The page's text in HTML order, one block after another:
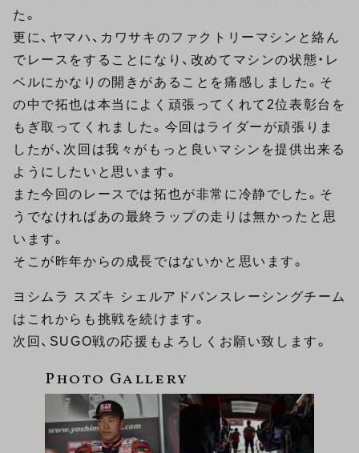
た。
更に、ヤマハ、カワサキのファクトリーマシンと絡ん
でレースをすることになり、改めてマシンの状態・レ
ベルにかなりの開きがあることを痛感しました。そ
の中で拓也は本当によく頑張ってくれて2位表彰台を
もぎ取ってくれました。今回はライダーが頑張りま
したが、次回は我々がもっと良いマシンを提供出来る
ようにしたいと思います。
また今回のレースでは拓也が非常に冷静でした。そ
うでなければあの最終ラップの走りは無かったと思
います。
そこが昨年からの成長ではないかと思います。
ヨシムラ スズキ シェルアドバンスレーシングチーム
はこれからも挑戦を続けます。
次回、SUGO戦の応援もよろしくお願い致します。